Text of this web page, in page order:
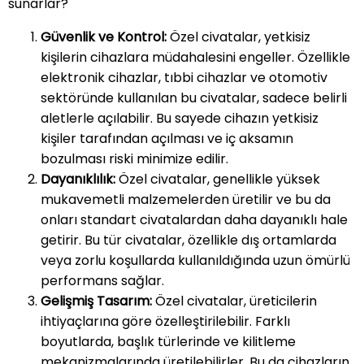
Güvenlik ve Kontrol:Özel civatalar, yetkisiz
kişilerin cihazlara müdahalesini engeller. Özellikle
elektronik cihazlar, tıbbi cihazlar ve otomotiv
sektöründe kullanılan bu civatalar, sadece belirli
aletlerle açılabilir. Bu sayede cihazın yetkisiz
kişiler tarafından açılması ve iç aksamın
bozulması riski minimize edilir.
Dayanıklılık:Özel civatalar, genellikle yüksek
mukavemetli malzemelerden üretilir ve bu da
onları standart civatalardan daha dayanıklı hale
getirir. Bu tür civatalar, özellikle dış ortamlarda
veya zorlu koşullarda kullanıldığında uzun ömürlü
performans sağlar.
Gelişmiş Tasarım:Özel civatalar, üreticilerin
ihtiyaçlarına göre özelleştirilebilir. Farklı
boyutlarda, başlık türlerinde ve kilitleme